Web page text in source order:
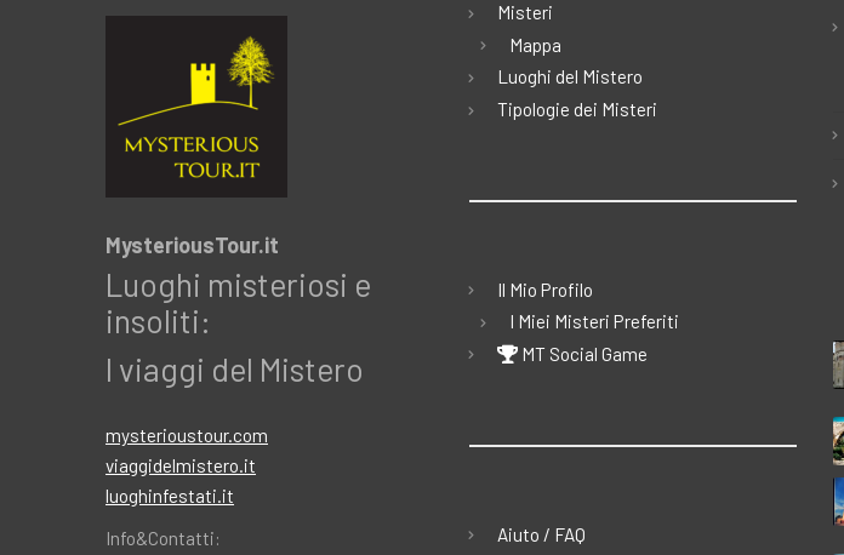
MysteriousTour.it
Luoghi misteriosi e
insoliti:
I viaggi del Mistero
mysterioustour.com
viaggidelmistero.it
luoghinfestati.it
Info&Contatti:
Misteri
Mappa
Luoghi del Mistero
Tipologie dei Misteri
Il Mio Profilo
I Miei Misteri Preferiti
MT Social Game
Aiuto / FAQ